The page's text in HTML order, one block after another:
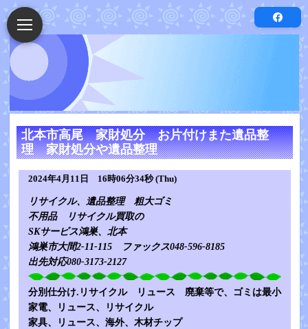
北本市高尾 家財処分 お片付けまた遺品整
理 家財処分や遺品整理
2024年4月11日 16時06分34秒 (Thu)
リサイクル、遺品整理 粗大ゴミ
不用品 リサイクル買取の
SKサービス鴻巣、北本
鴻巣市大間2-11-115 ファックス048-596-8185
出先対応080-3173-2127
分別仕分け.リサイクル リュース 廃棄等で、ゴミは最小
家電、リュース、リサイクル
家具、リュース、海外、木材チップ